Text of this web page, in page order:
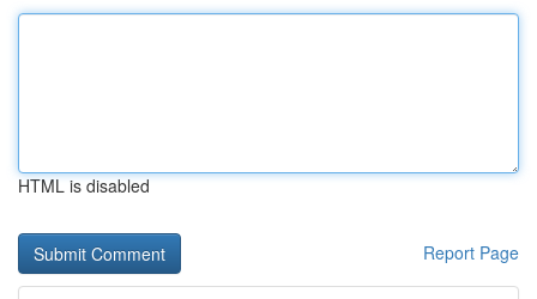
HTML is disabled
Report Page